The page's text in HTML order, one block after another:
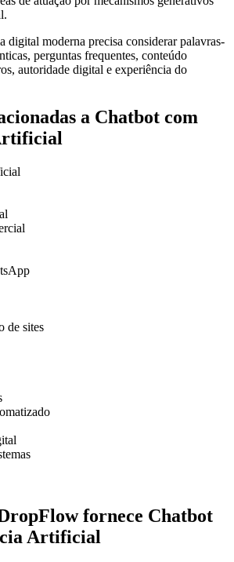
digital moderna precisa considerar palavras-
perguntas frequentes, conteúdo
autoridade digital e experiência do
a Chatbot com
de sites
fornece Chatbot
Artificial